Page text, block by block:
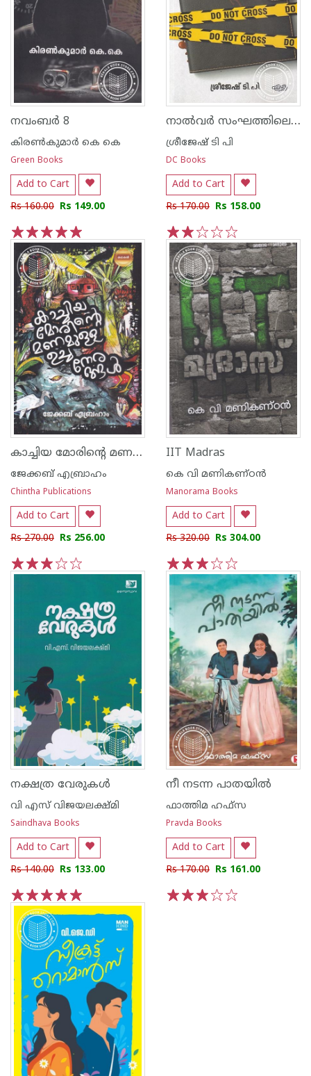
നവംബര്‍ 8
കിരണ്‍കുമാര്‍ കെ കെ
Green Books
Add to Cart
Rs 160.00 Rs 149.00
5
4
3
2
1
നാല്‍വര്‍ സംഘത്തിലെ മരണക്കണക്ക്
ശ്രീജേഷ് ടി പി
DC Books
Add to Cart
Rs 170.00 Rs 158.00
5
4
3
2
1
കാച്ചിയ മോരിന്റെ മണമുള്ള ഉച്ചനേരങ്ങള്‍
ജേക്കബ് എബ്രാഹം
Chintha Publications
Add to Cart
Rs 270.00 Rs 256.00
5
4
3
2
1
IIT Madras
കെ വി മണികണ്ഠന്‍
Manorama Books
Add to Cart
Rs 320.00 Rs 304.00
5
4
3
2
1
നക്ഷത്ര വേരുകള്‍
വി എസ് വിജയലക്ഷ്മി
Saindhava Books
Add to Cart
Rs 140.00 Rs 133.00
5
4
3
2
1
നീ നടന്ന പാതയില്‍
ഫാത്തിമ ഹഫ്സ
Pravda Books
Add to Cart
Rs 170.00 Rs 161.00